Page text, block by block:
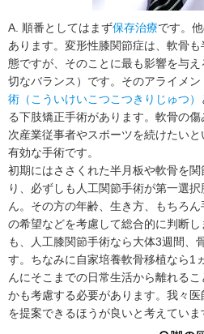
A. 順番としてはまず保存治療です。
あります。変形性膝関節症は、軟骨
態ですが、そのことに最も影響を与
切なバランス）です。そのアライメン
術（こういけいこつこつきりじゅつ）
る下肢矯正手術があります。軟骨の
次産業従事者やスポーツを続けたい
有効な手術です。
初期にはささくれた半月板や軟骨を
り、必ずしも人工関節手術が第一選
ん。その方の年齢、生き方、もちろ
の希望などを考慮して総合的に判断
も、人工膝関節手術なら大体3週間、
す。ちなみに自家培養軟骨移植なら1
んにそこまでの日常生活から離れる
かも考慮する必要があります。我々
を提案できるほうが良いと考えていま